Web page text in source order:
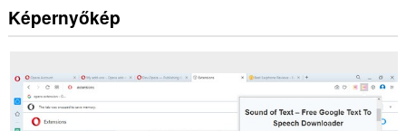
Képernyőkép